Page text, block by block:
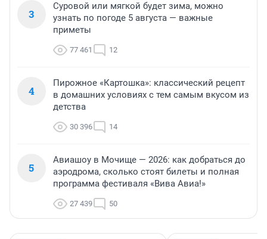
3
Суровой или мягкой будет зима, можно
узнать по погоде 5 августа — важные
приметы
77 461 12
4
Пирожное «Картошка»: классический рецепт
в домашних условиях с тем самым вкусом из
детства
30 396 14
5
Авиашоу в Мочище — 2026: как добраться до
аэродрома, сколько стоят билеты и полная
программа фестиваля «Вива Авиа!»
27 439 50